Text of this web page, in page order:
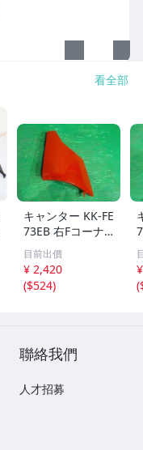
看全部
キャンター KK-FE
73EB 右Fコーナ
ーパネル 標準高
床DX 3T 24V 4
M51 MK997198
目前出價
¥ 2,420
($524)
(
聯絡我們
人才招募